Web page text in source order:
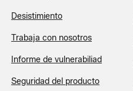
Desistimiento
Trabaja con nosotros
Informe de vulnerabiliad
Seguridad del producto